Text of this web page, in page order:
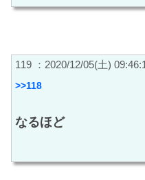
119 ：2020/12/05(土)
>>118
なるほど